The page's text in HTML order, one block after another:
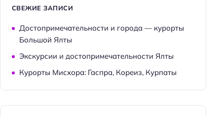
СВЕЖИЕ ЗАПИСИ
Достопримечательности и города — курорты
Большой Ялты
Экскурсии и достопримечательности Ялты
Курорты Мисхора: Гаспра, Кореиз, Курпаты